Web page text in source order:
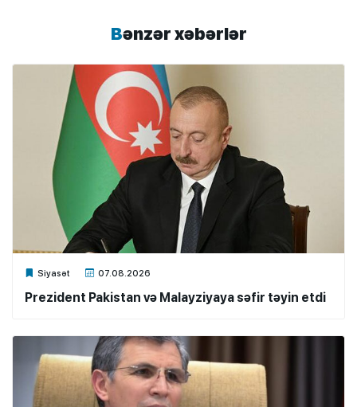
Bənzər xəbərlər
Siyasət 07.08.2026
Xalq.Online
Prezident Pakistan və Malayziyaya səfir təyin etdi